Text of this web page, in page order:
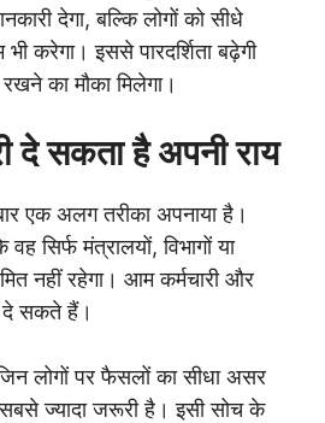
देगा, बल्कि लोगों को सीधे
करेगा। इससे पारदर्शिता बढ़ेगी
का मौका मिलेगा।
दे सकता है अपनी राय
एक अलग तरीका अपनाया है।
सिर्फ मंत्रालयों, विभागों या
नहीं रहेगा। आम कर्मचारी और
दे सकते हैं।
लोगों पर फैसलों का सीधा असर
ज्यादा जरूरी है। इसी सोच के